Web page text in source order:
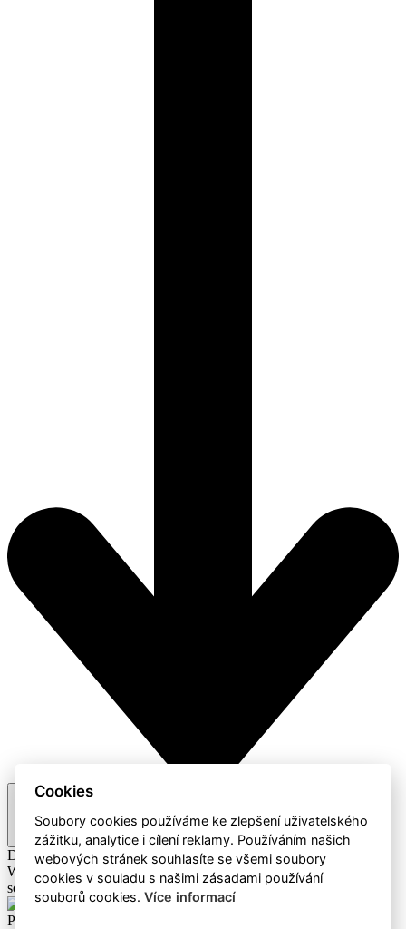
Doporučené
DoporučenéA-Z / Z-A Cena
Webaz
Profesionální dodavatel čisticích prostředků a hotelového
sortimentu
Produkty
Cookies
Soubory cookies používáme ke zlepšení uživatelského
zážitku, analytice i cílení reklamy. Používáním našich
webových stránek souhlasíte se všemi soubory
cookies v souladu s našimi zásadami používání
souborů cookies.Více informací